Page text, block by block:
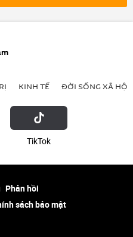
KINH TẾ ĐỜI SỐNG XÃ HỘI
ТikТоk
Phản hồi
sách bảo mật